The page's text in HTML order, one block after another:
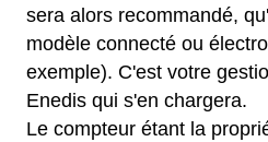
sera alors recommandé,
modèle connecté ou
exemple). C'est votre
Enedis qui s'en chargera.
Le compteur étant la